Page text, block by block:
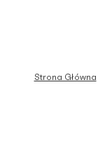
Strona Główna